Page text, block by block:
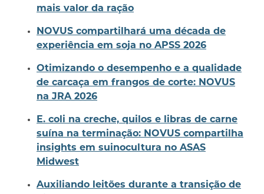
mais valor da ração
NOVUS compartilhará uma década de
experiência em soja no APSS 2026
Otimizando o desempenho e a qualidade
de carcaça em frangos de corte: NOVUS
na JRA 2026
E. coli na creche, quilos e libras de carne
suína na terminação: NOVUS compartilha
insights em suinocultura no ASAS
Midwest
Auxiliando leitões durante a transição de